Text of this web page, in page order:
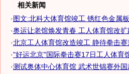
相关新闻
·图文:北科大体育馆竣工 锈红色金属
·奥运让老馆焕发青春 工人体育馆改扩
·北京工人体育馆改造竣工 静待拳击赛
·"好运北京"国际拳击赛17日工人体育
·测试奥体中心体育馆 武术世锦赛外